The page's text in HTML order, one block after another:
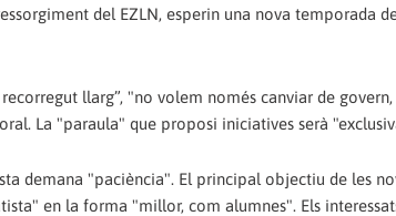
del EZLN, esperin una nova temporada
recorregut llarg”, "no volem només canviar de
La "paraula" que proposi iniciatives serà
demana "paciència". El principal objectiu de les
en la forma "millor, com alumnes". Els